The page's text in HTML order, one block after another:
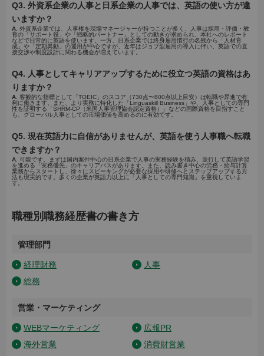
Q3. 外資系企業の人事と日系企業の人事では、英語の使い方が違
いますか？
A. 外資系企業では、人事権を現場マネージャーが持つことが多く、人事は採用・評価・教
育の「サポート役」や「戦略的パートナー」としての動きが求められ、本社へのレポート
などで日常的に英語を使います。一方、日系企業では終身雇用慣行の名残から「人材育
成」や「定期異動」の運用が中心ですが、近年はジョブ型雇用の導入に伴い、英語での直
接交渉や制度設計に関わる機会が増えています。
Q4. 人事としてキャリアアップするために役立つ英語の資格はあ
りますか？
A. 客観的な指標として「TOEIC」のスコア（730点〜800点以上目安）は転職や昇進で有
利に働きます。また、より実務に特化した「Linguaskill Business」や、人事としての専門
性を証明する「SHRM-CP（米国人事管理協会認定資格）」などの国際資格を目指すこと
も、グローバル人事としての市場価値を高めるのに有効です。
Q5. 現在英語力に自信がありませんが、英語を使う人事職へ転職
できますか？
A. 可能です。まずは国内案件中心の日系企業で人事の実務経験を積み、並行して英語学習
を進める「実務優先」のキャリアパスがあります。また、読み書き中心の労務・給与計算
業務からスタートし、徐々にスピーキングが必要な採用や研修へとステップアップする方
法も現実的です。多くの企業が英語力以上に「人事としての専門知識」を重視していま
す。
職種別職務経歴書の書き方
管理部門
経理財務
人事
総務
営業・マーケティング
WEBマーケティング
広報PR
海外営業
消費財営業